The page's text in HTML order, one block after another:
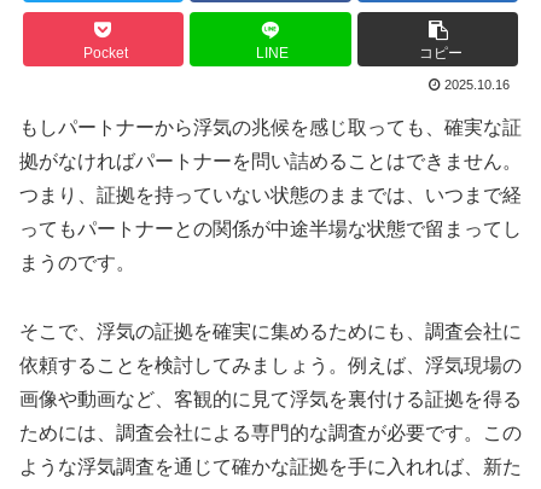
Pocket LINE コピー
2025.10.16
もしパートナーから浮気の兆候を感じ取っても、確実な証
拠がなければパートナーを問い詰めることはできません。
つまり、証拠を持っていない状態のままでは、いつまで経
ってもパートナーとの関係が中途半場な状態で留まってし
まうのです。
そこで、浮気の証拠を確実に集めるためにも、調査会社に
依頼することを検討してみましょう。例えば、浮気現場の
画像や動画など、客観的に見て浮気を裏付ける証拠を得る
ためには、調査会社による専門的な調査が必要です。この
ような浮気調査を通じて確かな証拠を手に入れれば、新た